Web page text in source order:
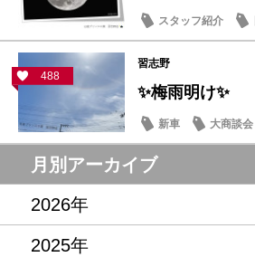
スタッフ紹介
488
習志野
✨梅雨明け✨
新車 大商談会
月別アーカイブ
2026年
2025年